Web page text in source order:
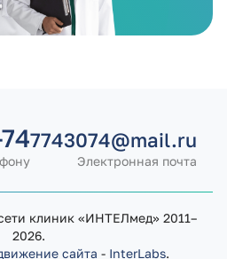
7743074@mail.ru
Электронная почта
клиник «ИНТЕЛмед» 2011–
2026.
сайта - InterLabs.